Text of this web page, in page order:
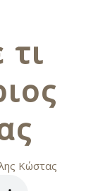
Κώστας